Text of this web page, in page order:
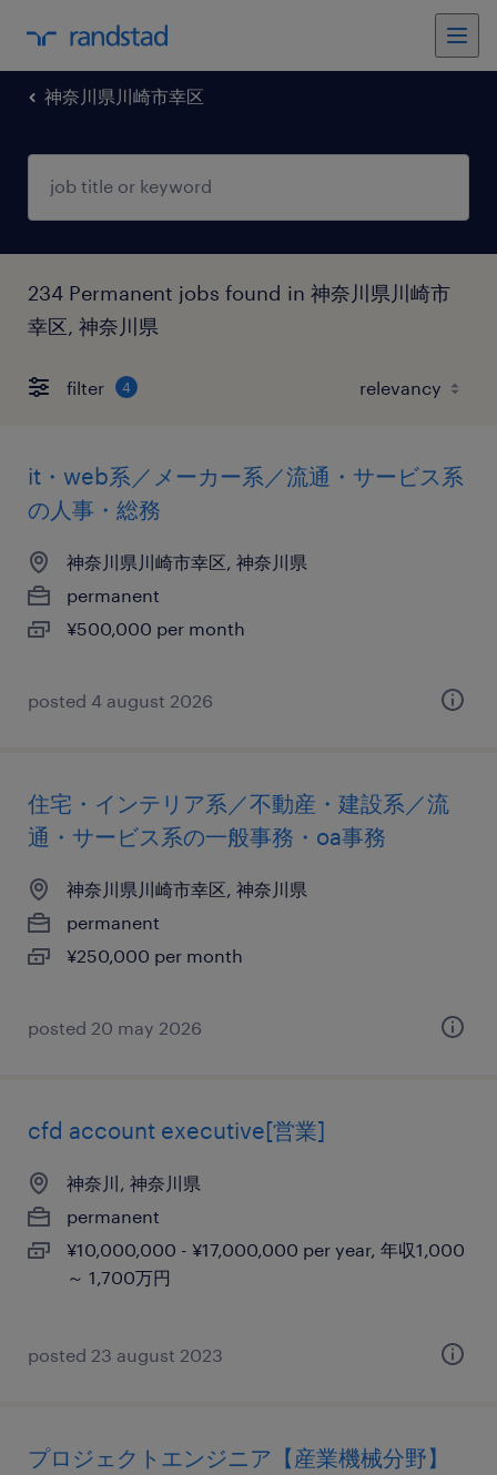
神奈川県川崎市幸区
234 Permanent jobs found in 神奈川県川崎市
幸区, 神奈川県
filter 4
it・web系／メーカー系／流通・サービス系
の人事・総務
神奈川県川崎市幸区, 神奈川県
permanent
¥500,000 per month
posted 4 august 2026
住宅・インテリア系／不動産・建設系／流
通・サービス系の一般事務・oa事務
神奈川県川崎市幸区, 神奈川県
permanent
¥250,000 per month
posted 20 may 2026
cfd account executive[営業]
神奈川, 神奈川県
permanent
¥10,000,000 - ¥17,000,000 per year, 年収1,000
～ 1,700万円
posted 23 august 2023
プロジェクトエンジニア【産業機械分野】